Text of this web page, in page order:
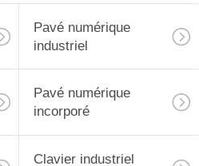
Pavé numérique
industriel
Pavé numérique
incorporé
Clavier industriel